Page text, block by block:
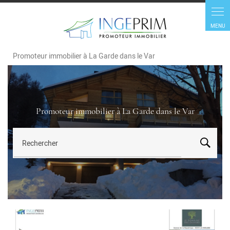
Promoteur immobilier à La Garde dans le Var
Promoteur immobilier à La Garde dans le Var
Rechercher